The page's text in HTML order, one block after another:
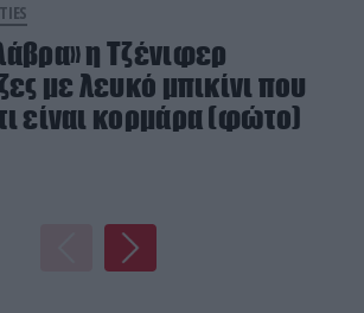
η Τζένιφερ
με λευκό μπικίνι που
είναι κορμάρα (φώτο)